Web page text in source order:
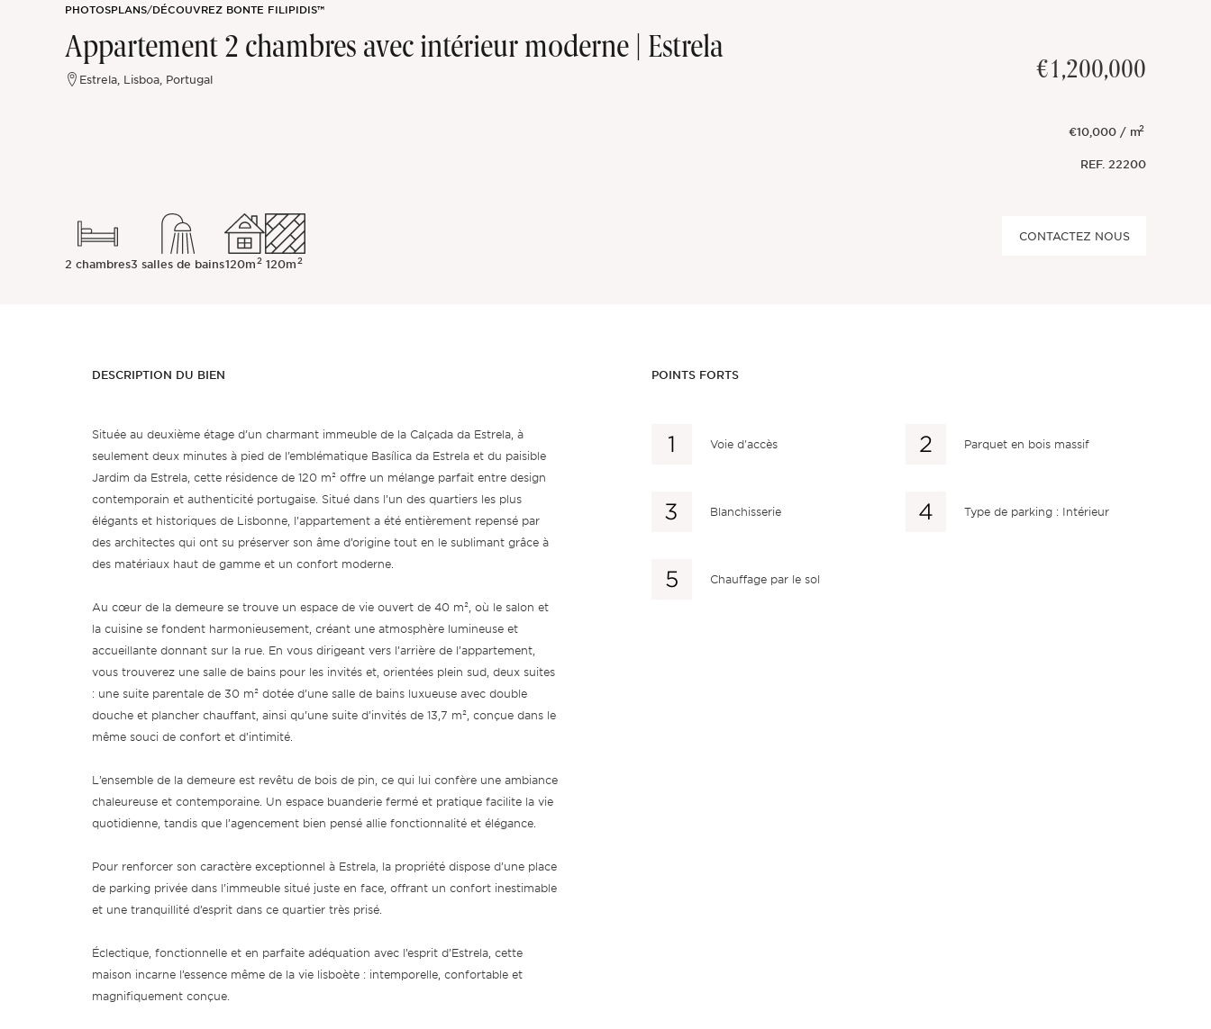
PHOTOSPLANS/DÉCOUVREZ BONTE FILIPIDIS™
Appartement 2 chambres avec intérieur moderne | Estrela
Estrela, Lisboa, Portugal €1,200,000
€10,000 / m2
REF. 22200
2 chambres3 salles de bains120m2 120m2
CONTACTEZ NOUS
DESCRIPTION DU BIEN
Située au deuxième étage d’un charmant immeuble de la Calçada da Estrela, à
seulement deux minutes à pied de l’emblématique Basílica da Estrela et du paisible
Jardim da Estrela, cette résidence de 120 m² offre un mélange parfait entre design
contemporain et authenticité portugaise. Situé dans l’un des quartiers les plus
élégants et historiques de Lisbonne, l’appartement a été entièrement repensé par
des architectes qui ont su préserver son âme d’origine tout en le sublimant grâce à
des matériaux haut de gamme et un confort moderne.
Au cœur de la demeure se trouve un espace de vie ouvert de 40 m², où le salon et
la cuisine se fondent harmonieusement, créant une atmosphère lumineuse et
accueillante donnant sur la rue. En vous dirigeant vers l’arrière de l’appartement,
vous trouverez une salle de bains pour les invités et, orientées plein sud, deux suites
: une suite parentale de 30 m² dotée d’une salle de bains luxueuse avec double
douche et plancher chauffant, ainsi qu’une suite d’invités de 13,7 m², conçue dans le
même souci de confort et d’intimité.
L’ensemble de la demeure est revêtu de bois de pin, ce qui lui confère une ambiance
chaleureuse et contemporaine. Un espace buanderie fermé et pratique facilite la vie
quotidienne, tandis que l’agencement bien pensé allie fonctionnalité et élégance.
Pour renforcer son caractère exceptionnel à Estrela, la propriété dispose d’une place
de parking privée dans l’immeuble situé juste en face, offrant un confort inestimable
et une tranquillité d’esprit dans ce quartier très prisé.
Éclectique, fonctionnelle et en parfaite adéquation avec l’esprit d’Estrela, cette
maison incarne l’essence même de la vie lisboète : intemporelle, confortable et
magnifiquement conçue.
POINTS FORTS
Voie d'accès Parquet en bois massif
Blanchisserie Type de parking : Intérieur
Chauffage par le sol
Hors marché